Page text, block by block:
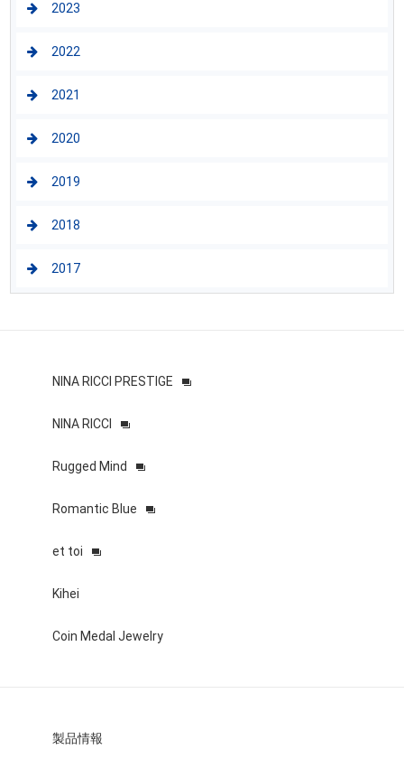
2023
2022
2021
2020
2019
2018
2017
NINA RICCI PRESTIGE
NINA RICCI
Rugged Mind
Romantic Blue
et toi
Kihei
Coin Medal Jewelry
製品情報